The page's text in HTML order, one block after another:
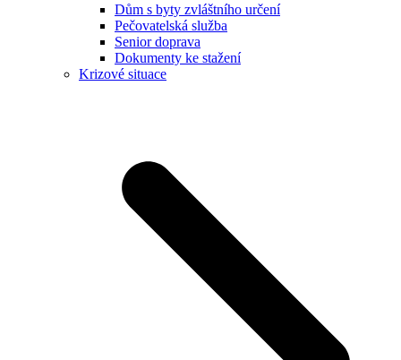
Dům s byty zvláštního určení
Pečovatelská služba
Senior doprava
Dokumenty ke stažení
Krizové situace